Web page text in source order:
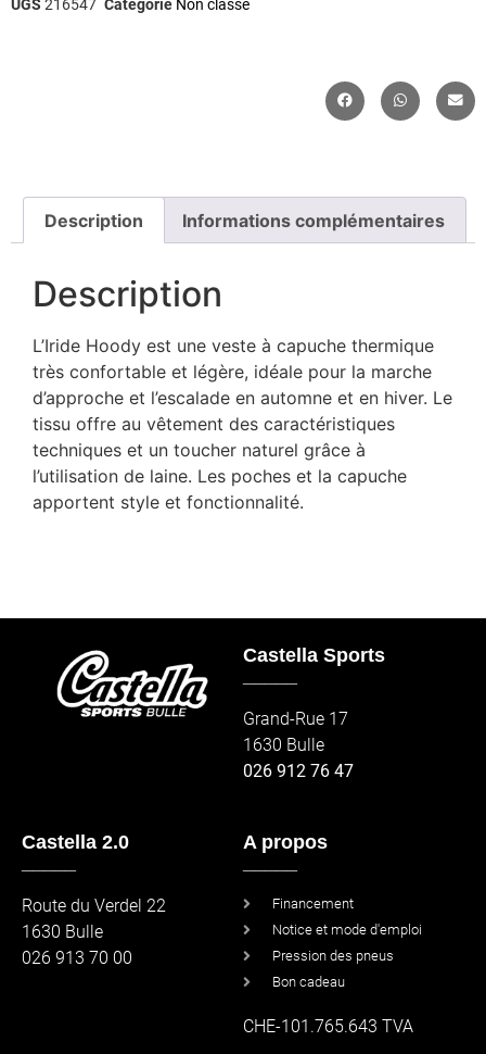
UGS 216547 Catégorie Non classé
Description Informations complémentaires
Description
L’Iride Hoody est une veste à capuche thermique
très confortable et légère, idéale pour la marche
d’approche et l’escalade en automne et en hiver. Le
tissu offre au vêtement des caractéristiques
techniques et un toucher naturel grâce à
l’utilisation de laine. Les poches et la capuche
apportent style et fonctionnalité.
Castella Sports
Grand-Rue 17
1630 Bulle
026 912 76 47
Castella 2.0
Route du Verdel 22
1630 Bulle
026 913 70 00
A propos
Financement
Notice et mode d'emploi
Pression des pneus
Bon cadeau
CHE-101.765.643 TVA